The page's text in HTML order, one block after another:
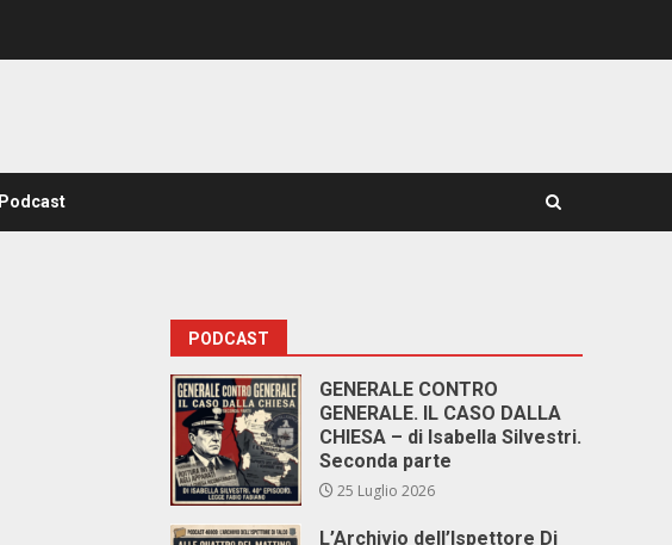
Podcast
PODCAST
GENERALE CONTRO
GENERALE. IL CASO DALLA
CHIESA – di Isabella Silvestri.
Seconda parte
25 Luglio 2026
L’Archivio dell’Ispettore Di